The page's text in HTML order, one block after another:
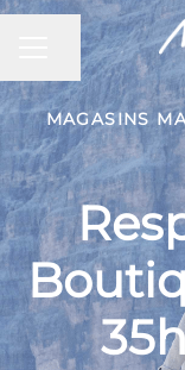
MENU CARRIÈRE
Partager la
MAGASINS